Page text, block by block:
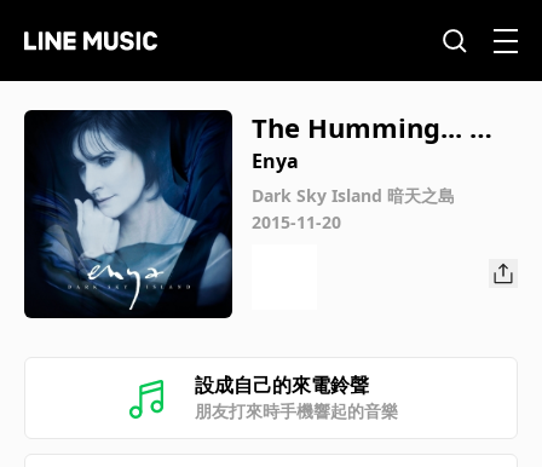
The Humming... 吟
唱
Enya
Dark Sky Island 暗天之島
2015-11-20
設成自己的來電鈴聲
朋友打來時手機響起的音樂